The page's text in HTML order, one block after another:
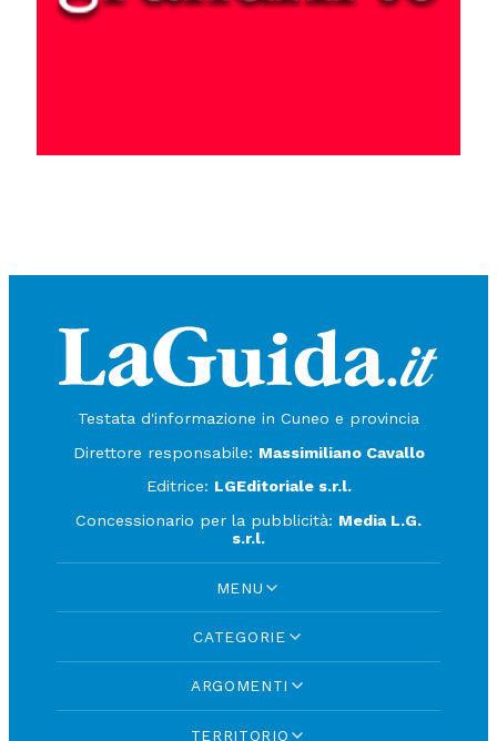
Testata d'informazione in Cuneo e provincia
Direttore responsabile: Massimiliano Cavallo
Editrice: LGEditoriale s.r.l.
Concessionario per la pubblicità: Media L.G.
s.r.l.
MENU
CATEGORIE
ARGOMENTI
TERRITORIO